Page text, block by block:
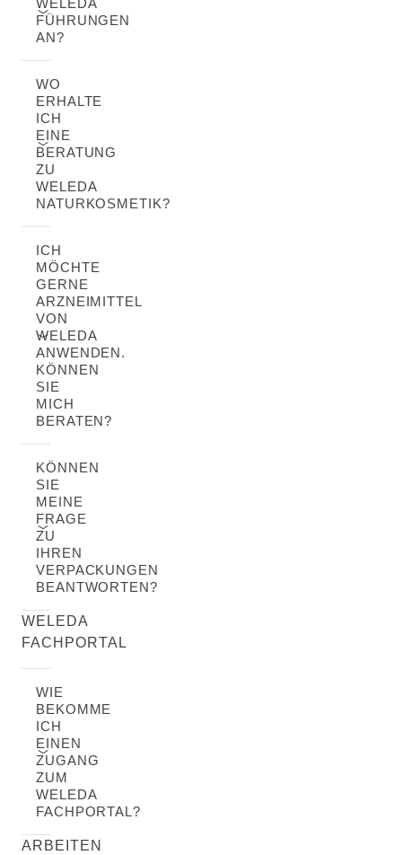
WELEDA
FÜHRUNGEN
AN?
WO
ERHALTE
ICH
EINE
BERATUNG
ZU
WELEDA
NATURKOSMETIK?
ICH
MÖCHTE
GERNE
ARZNEIMITTEL
VON
WELEDA
ANWENDEN.
KÖNNEN
SIE
MICH
BERATEN?
KÖNNEN
SIE
MEINE
FRAGE
ZU
IHREN
VERPACKUNGEN
BEANTWORTEN?
WELEDA
FACHPORTAL
WIE
BEKOMME
ICH
EINEN
ZUGANG
ZUM
WELEDA
FACHPORTAL?
ARBEITEN